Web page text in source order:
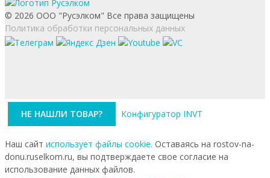
© 2026 ООО "Русэлком" Все права защищены
Политика обработки персональных данных
НЕ НАШЛИ ТОВАР? Конфигуратор INVT
Наш сайт использует файлы cookie. Оставаясь на rostov-na-
donu.ruselkom.ru, вы подтверждаете свое согласие на
использование данных файлов.